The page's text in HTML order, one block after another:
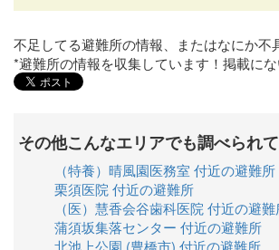
不足してる避難所の情報、またはなにか不
*避難所の情報を収集しています！掲載に
その他こんなエリアでも調べられ
（特養）晴風園医務室 付近の避難所
栗須医院 付近の避難所
（医）慧香会谷歯科医院 付近の避
蒲須坂集落センター 付近の避難所
北池上公園 (豊橋市) 付近の避難所